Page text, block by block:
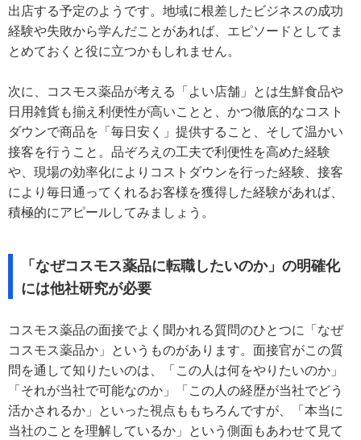
出店する予定のようです。地域に根差したビジネスの成功
経験や失敗から学んだことがあれば、エピソードとしてま
とめておくと役に立つかもしれません。
次に、コスモス薬品が考える「よい店舗」とは生鮮食品や
日用雑貨も揃え利便性が高いことと、かつ徹底的なコスト
ダウンで商品を「毎日安く」提供すること、そして温かい
接客を行うこと。品ぞろえの工夫で利便性を高めた経験
や、現場の効率化によりコストダウンを行った経験、接客
により毎日通ってくれるお客様を獲得した経験があれば、
積極的にアピールしてみましょう。
「なぜコスモス薬品に転職したいのか」の明確化
には他社研究が必要
コスモス薬品の面接でよく聞かれる質問のひとつに「なぜ
コスモス薬品か」というものがあります。面接官がこの質
問を通して知りたいのは、「この人は何をやりたいのか」
「それが当社で可能なのか」「この人の経歴が当社でどう
活かされるか」といった視点ももちろんですが、「本当に
当社のことを理解しているか」という側面もあわせて見て